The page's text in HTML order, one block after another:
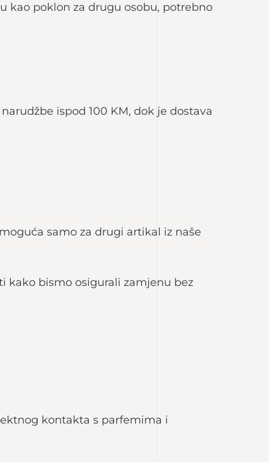
kao poklon za drugu osobu, potrebno
ispod 100 KM, dok je dostava
samo za drugi artikal iz naše
kako bismo osigurali zamjenu bez
kontakta s parfemima i